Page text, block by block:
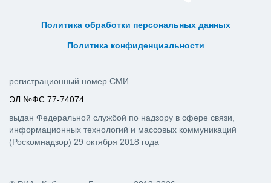
Политика обработки персональных данных
Политика конфиденциальности
регистрационный номер СМИ
ЭЛ №ФС 77-74074
выдан Федеральной службой по надзору в сфере связи,
информационных технологий и массовых коммуникаций
(Роскомнадзор) 29 октября 2018 года